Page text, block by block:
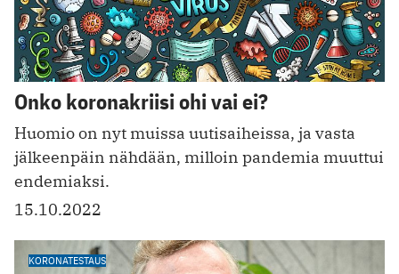
Onko koronakriisi ohi vai ei?
Huomio on nyt muissa uutisaiheissa, ja vasta
jälkeenpäin nähdään, milloin pandemia muuttui
endemiaksi.
15.10.2022
KORONATESTAUS